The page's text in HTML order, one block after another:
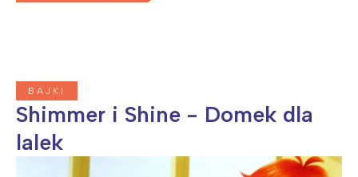
BAJKI
Shimmer i Shine - Domek dla
lalek